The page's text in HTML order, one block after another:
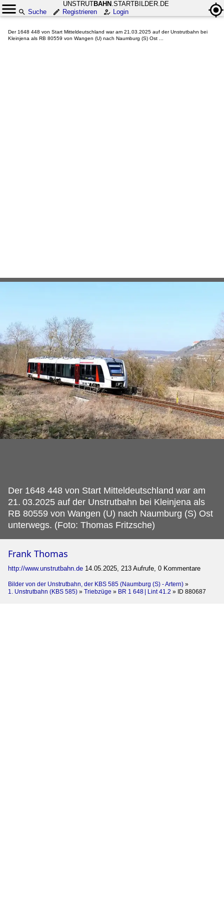
UNSTRUTBAHN .STARTBILDER.DE
Suche
Registrieren Login
Der 1648 448 von Start Mitteldeutschland war am 21.03.2025 auf der Unstrutbahn bei
Kleinjena als RB 80559 von Wangen (U) nach Naumburg (S) Ost ...
Der 1648 448 von Start Mitteldeutschland war am
21. 03.2025 auf der Unstrutbahn bei Kleinjena als
RB 80559 von Wangen (U) nach Naumburg (S) Ost
unterwegs. (Foto: Thomas Fritzsche)
Frank Thomas
http://www.unstrutbahn.de 14.05.2025, 213 Aufrufe, 0 Kommentare
Bilder von der Unstrutbahn, der KBS 585 (Naumburg (S) - Artern) »
1. Unstrutbahn (KBS 585) » Triebzüge » BR 1 648 | Lint 41.2 » ID 880687